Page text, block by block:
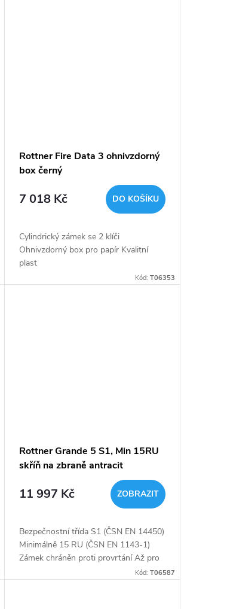
Rottner Fire Data 3 ohnivzdorný
box černý
7 018 Kč DO KOŠÍKU
Cylindrický zámek se 2 klíči
Ohnivzdorný box pro papír Kvalitní
plast
Kód: T06353
Rottner Grande 5 S1, Min 15RU
skříň na zbraně antracit
11 997 Kč ZOBRAZIT
Bezpečnostní třída S1 (ČSN EN 14450)
Minimálně 15 RU (ČSN EN 1143-1)
Zámek chráněn proti provrtání Až pro
5 dlouhých zbraní Malá uzamykatelná
Kód: T06587